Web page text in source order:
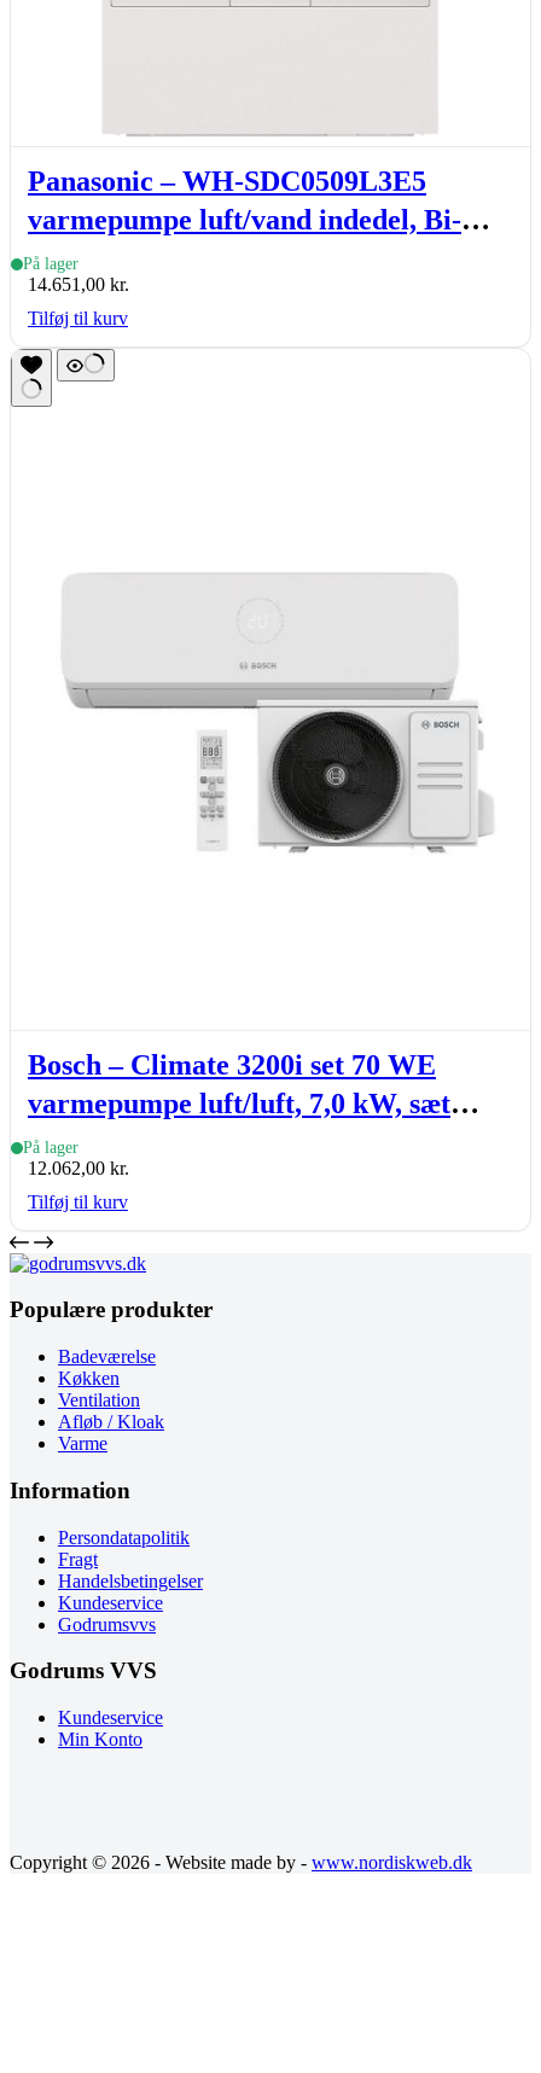
Panasonic – WH-SDC0509L3E5
varmepumpe luft/vand indedel, Bi-
blok, L-gen, R290, 5-9 kW
På lager
14.651,00 kr.
Tilføj til kurv
Bosch – Climate 3200i set 70 WE
varmepumpe luft/luft, 7,0 kW, sæt
(inde- & udedel.), hvid
På lager
12.062,00 kr.
Tilføj til kurv
Populære produkter
Badeværelse
Køkken
Ventilation
Afløb / Kloak
Varme
Information
Persondatapolitik
Fragt
Handelsbetingelser
Kundeservice
Godrumsvvs
Godrums VVS
Kundeservice
Min Konto
Copyright © 2026 - Website made by - www.nordiskweb.dk